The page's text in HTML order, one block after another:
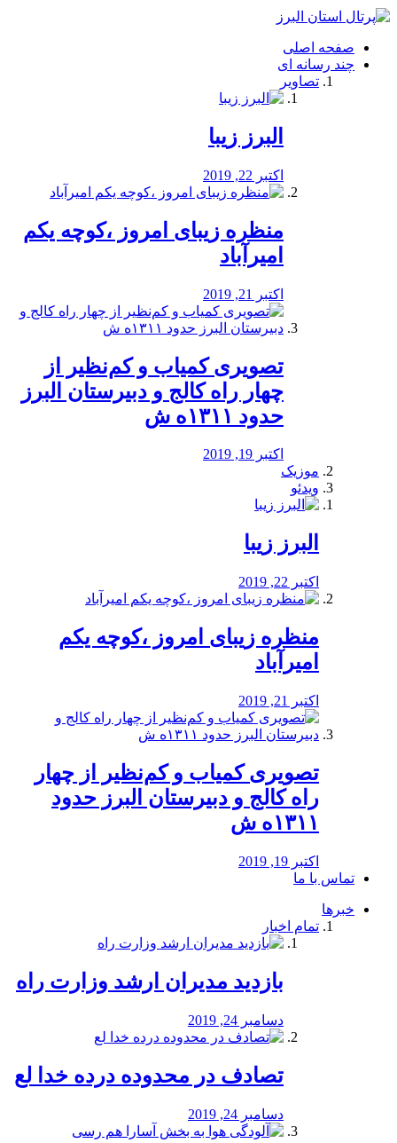
فصد
شرق
تهران
خشکشویی
صفحه اصلی
چند رسانه ای
تصاویر
البرز زیبا
اکتبر 22, 2019
منظره‌‌ زیبای امروز ،کوچه یکم
امیرآباد
اکتبر 21, 2019
️تصویری کمیاب و کم‌نظیر از
چهار راه كالج و دبيرستان البرز
حدود ۱۳۱۱ه ش
اکتبر 19, 2019
موزیک
ویدئو
البرز زیبا
اکتبر 22, 2019
منظره‌‌ زیبای امروز ،کوچه یکم
امیرآباد
اکتبر 21, 2019
️تصویری کمیاب و کم‌نظیر از چهار
راه كالج و دبيرستان البرز حدود
۱۳۱۱ه ش
اکتبر 19, 2019
تماس با ما
خبرها
تمام اخبار
بازدید مدیران ارشد وزارت راه
دسامبر 24, 2019
تصادف در محدوده درده خدا لع
دسامبر 24, 2019